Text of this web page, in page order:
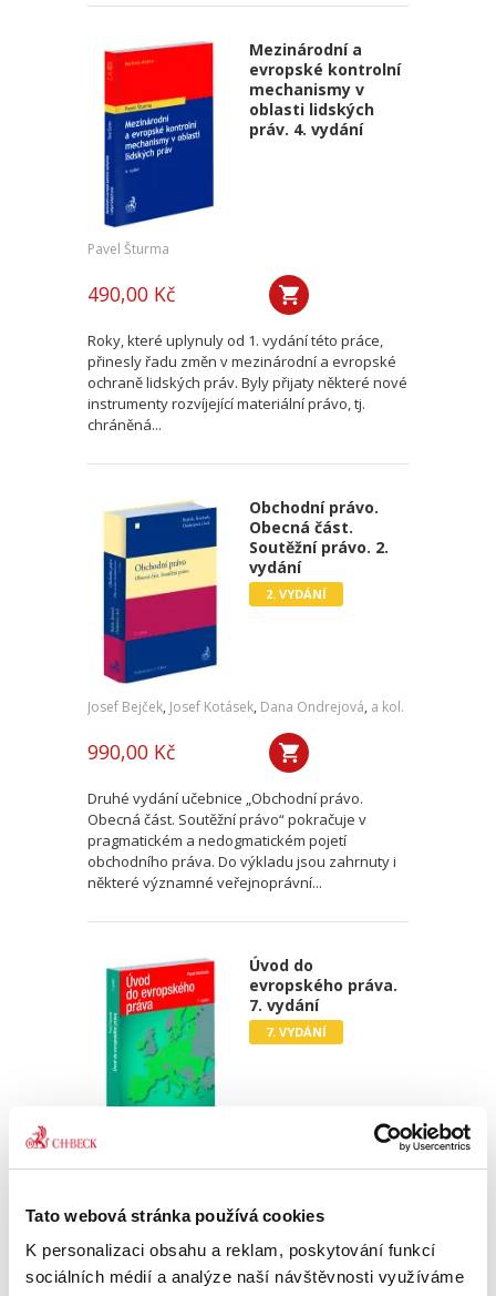
Tato webová stránka používá cookies
K personalizaci obsahu a reklam, poskytování funkcí
sociálních médií a analýze naší návštěvnosti využíváme
Mezinárodní a
evropské kontrolní
mechanismy v
oblasti lidských
práv. 4. vydání
Pavel Šturma
490,00 Kč
Roky, které uplynuly od 1. vydání této práce,
přinesly řadu změn v mezinárodní a evropské
ochraně lidských práv. Byly přijaty některé nové
instrumenty rozvíjející materiální právo, tj.
chráněná...
Obchodní právo.
Obecná část.
Soutěžní právo. 2.
vydání
2. VYDÁNÍ
Josef Bejček, Josef Kotásek, Dana Ondrejová, a kol.
990,00 Kč
Druhé vydání učebnice „Obchodní právo.
Obecná část. Soutěžní právo“ pokračuje v
pragmatickém a nedogmatickém pojetí
obchodního práva. Do výkladu jsou zahrnuty i
některé významné veřejnoprávní...
Úvod do
evropského práva.
7. vydání
7. VYDÁNÍ
Pavel Svoboda
850,00 Kč
Tato publikace má čtenáři posloužit jako první
elementární souhrnná informace o právu